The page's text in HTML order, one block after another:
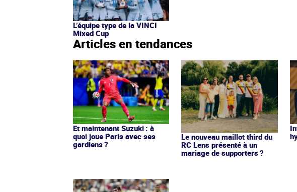
L’équipe type de la VINCI
Mixed Cup
Articles en tendances
Et maintenant Suzuki : à
quoi joue Paris avec ses
gardiens ?
Le nouveau maillot third du
RC Lens présenté à un
mariage de supporters ?